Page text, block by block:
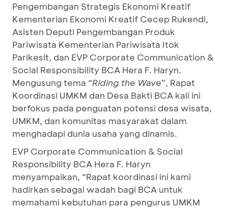
Pengembangan Strategis Ekonomi Kreatif
Kementerian Ekonomi Kreatif Cecep Rukendi,
Asisten Deputi Pengembangan Produk
Pariwisata Kementerian Pariwisata Itok
Parikesit, dan EVP Corporate Communication &
Social Responsibility BCA Hera F. Haryn.
Mengusung tema “Riding the Wave”, Rapat
Koordinasi UMKM dan Desa Bakti BCA kali ini
berfokus pada penguatan potensi desa wisata,
UMKM, dan komunitas masyarakat dalam
menghadapi dunia usaha yang dinamis.
EVP Corporate Communication & Social
Responsibility BCA Hera F. Haryn
menyampaikan, “Rapat koordinasi ini kami
hadirkan sebagai wadah bagi BCA untuk
memahami kebutuhan para pengurus UMKM